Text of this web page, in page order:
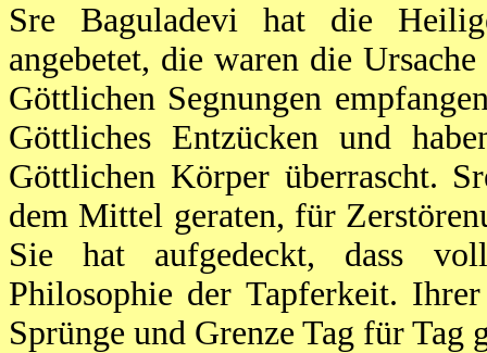
Sre Baguladevi hat die
angebetet, die waren die
Göttlichen Segnungen
Göttliches Entzücken und
Göttlichen Körper überrascht.
dem Mittel geraten, für
Sie hat aufgedeckt, dass
Philosophie der Tapferkeit.
Sprünge und Grenze Tag für Tag